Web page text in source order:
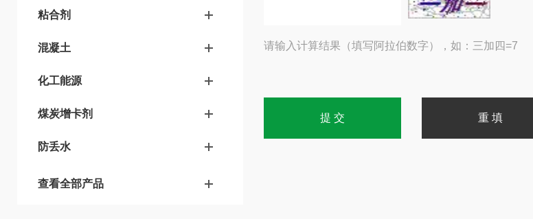
粘合剂
混凝土
化工能源
煤炭增卡剂
防丢水
查看全部产品
请输入计算结果（填写阿拉伯数字），如：三加四=7